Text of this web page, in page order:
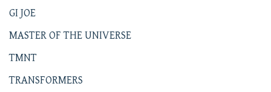
GI JOE
MASTER OF THE UNIVERSE
TMNT
TRANSFORMERS